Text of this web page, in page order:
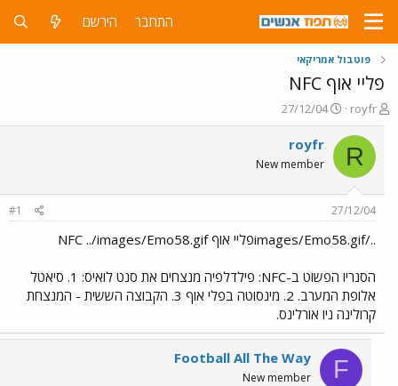
התחבר הירשם
פוטבול אמריקאי
פליי אוף NFC
פ
ו
ת
ח
ה
ש
royfr
פ
ו
ר
ר
27/12/04
R
royfr
New member
27/12/04
#1
../images/Emo58.gifפליי אוף NFC ../images/Emo58.gif
הסנריו הפשוט ב-NFC: פילדלפיה מנצחים את סנט לואיס: 1. סיאטל
אלופת המערב. 2. מינסוטה בפלי אוף 3. הקבוצה הששית - המנצחת
קרולינה ניו אורלינס.
F
Football All The Way
New member